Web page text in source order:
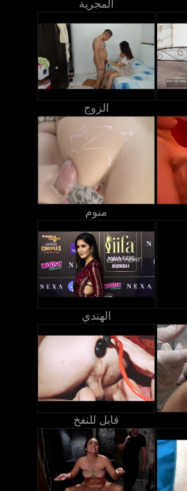
المجرية
الزوج
منوم
الهندي
قابل للنفخ